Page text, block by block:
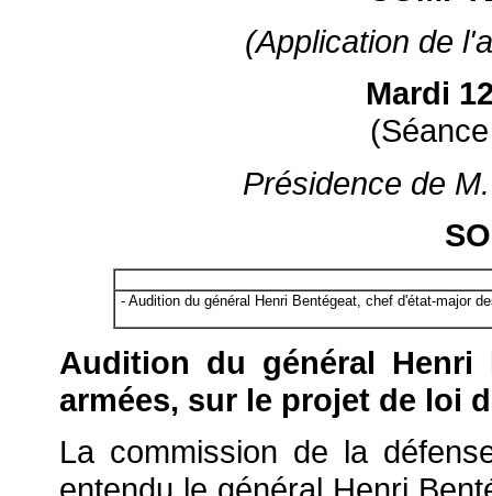
(Application de
Mardi
Présidence de
- Audition du général Henri Bentégeat, chef d'état-major
Audition du général Henri
armées, sur le projet de loi
La commission de la